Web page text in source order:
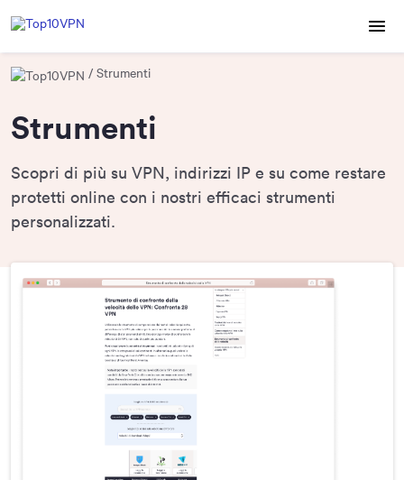
Strumenti
Strumenti
Scopri di più su VPN, indirizzi IP e su come restare
protetti online con i nostri efficaci strumenti
personalizzati.